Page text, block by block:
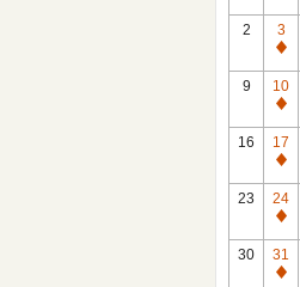
2
3
通
常
休
館
日
9
10
通
常
休
館
日
16
17
通
常
休
館
日
23
24
通
常
休
30
31
通